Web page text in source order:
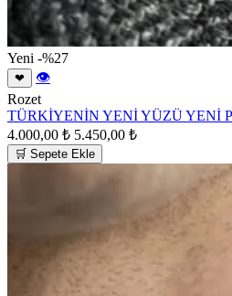
Yeni -%27
❤
👁
Rozet
TÜRKİYENİN YENİ YÜZÜ YENİ
4.000,00 ₺ 5.450,00 ₺
🛒 Sepete Ekle